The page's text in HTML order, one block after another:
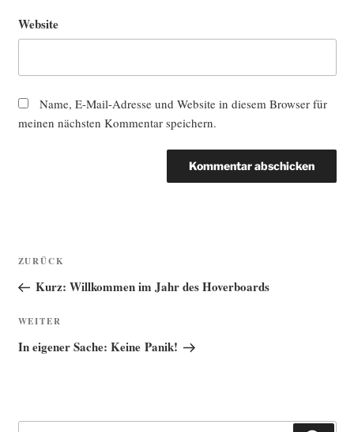
Website
Name, E-Mail-Adresse und Website in diesem Browser für
meinen nächsten Kommentar speichern.
Beitragsnavigation
Vorheriger
Beitrag
ZURÜCK
Kurz: Willkommen im Jahr des Hoverboards
Nächster
Beitrag
WEITER
In eigener Sache: Keine Panik!